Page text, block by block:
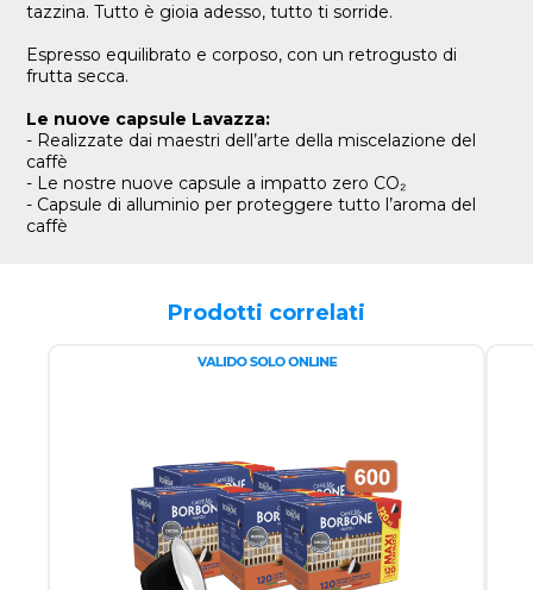
tazzina. Tutto è gioia adesso, tutto ti sorride.
Espresso equilibrato e corposo, con un retrogusto di
frutta secca.
Le nuove capsule Lavazza:
- Realizzate dai maestri dell’arte della miscelazione del
caffè
- Le nostre nuove capsule a impatto zero CO₂
- Capsule di alluminio per proteggere tutto l’aroma del
caffè
Prodotti correlati